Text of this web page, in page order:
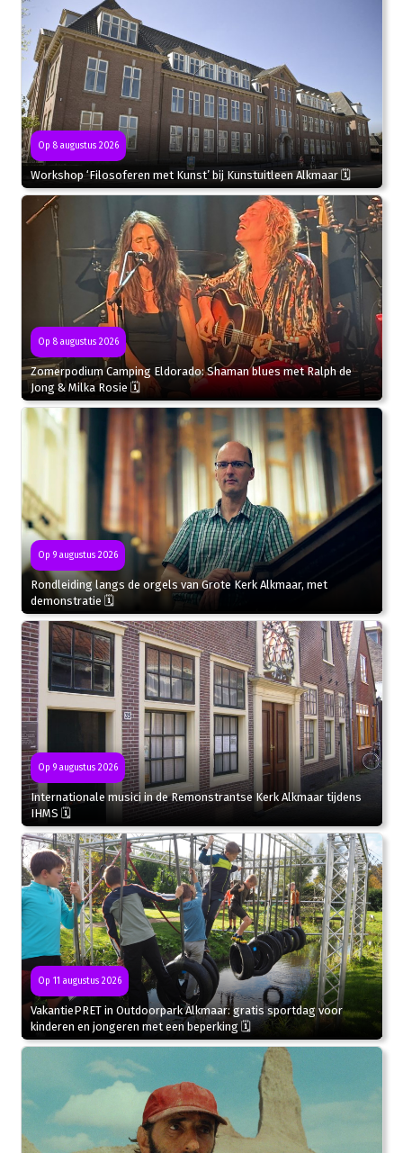
Op 8 augustus 2026
Workshop ‘Filosoferen met Kunst’ bij Kunstuitleen Alkmaar 🗓
Op 8 augustus 2026
Zomerpodium Camping Eldorado: Shaman blues met Ralph de
Jong & Milka Rosie 🗓
Op 9 augustus 2026
Rondleiding langs de orgels van Grote Kerk Alkmaar, met
demonstratie 🗓
Op 9 augustus 2026
Internationale musici in de Remonstrantse Kerk Alkmaar tijdens
IHMS 🗓
Op 11 augustus 2026
VakantiePRET in Outdoorpark Alkmaar: gratis sportdag voor
kinderen en jongeren met een beperking 🗓